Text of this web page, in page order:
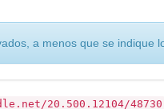
a menos que se indique
20.500.12104/48730